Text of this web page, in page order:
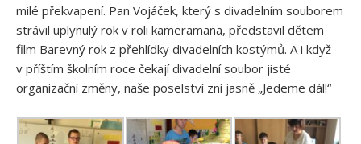
milé překvapení. Pan Vojáček, který s divadelním souborem
strávil uplynulý rok v roli kameramana, představil dětem
film Barevný rok z přehlídky divadelních kostýmů. A i když
v příštím školním roce čekají divadelní soubor jisté
organizační změny, naše poselství zní jasně „Jedeme dál!“